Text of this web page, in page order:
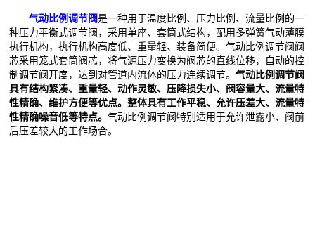
气动比例调节阀是一种用于温度比例、压力比例、流量比例的一
种压力平衡式调节阀，采用单座、套筒式结构，配用多弹簧气动薄膜
执行机构，执行机构高度低、重量轻、装备简便。气动比例调节阀阀
芯采用笼式套筒阀芯，将气源压力变换为阀芯的直线位移，自动的控
制调节阀开度，达到对管道内流体的压力连续调节。气动比例调节阀
具有结构紧凑、重量轻、动作灵敏、压降损失小、阀容量大、流量特
性精确、维护方便等优点。整体具有工作平稳、允许压差大、流量特
性精确噪音低等特点。气动比例调节阀特别适用于允许泄露小、阀前
后压差较大的工作场合。